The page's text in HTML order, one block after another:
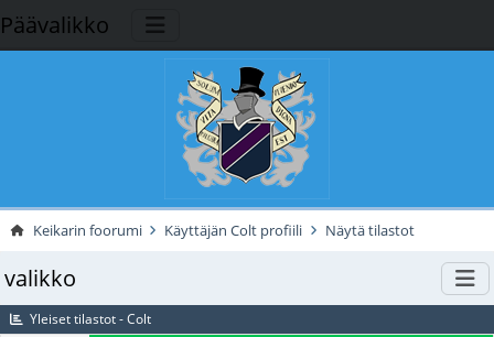
Päävalikko
Keikarin foorumi Käyttäjän Colt profiili Näytä tilastot
valikko
Yleiset tilastot - Colt